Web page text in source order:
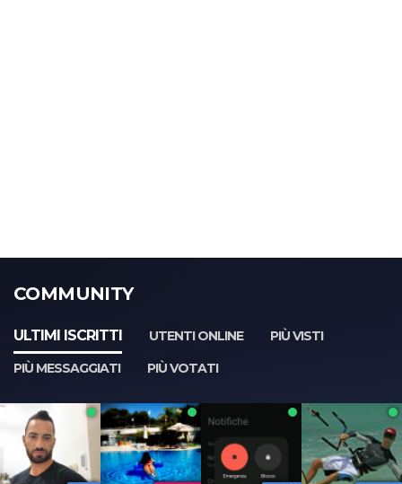
COMMUNITY
ULTIMI ISCRITTI UTENTI ONLINE
PIÙ VISTI
PIÙ MESSAGGIATI
PIÙ VOTATI